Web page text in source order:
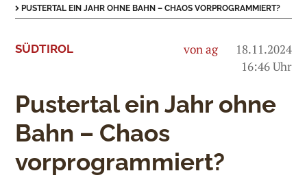
PUSTERTAL EIN JAHR OHNE BAHN – CHAOS VORPROGRAMMIERT?
SÜDTIROL von ag
18.11.2024
16:46 Uhr
Pustertal ein Jahr ohne
Bahn – Chaos
vorprogrammiert?